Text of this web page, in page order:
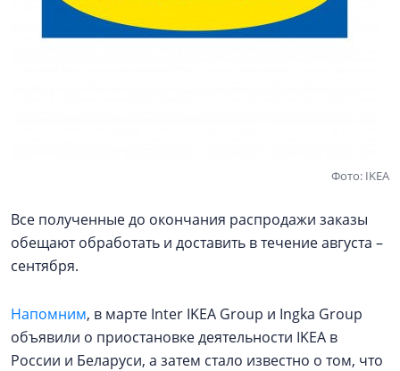
Фото: IKEA
Все полученные до окончания распродажи заказы
обещают обработать и доставить в течение августа –
сентября.
Напомним, в марте Inter IKEA Group и Ingka Group
объявили о приостановке деятельности IKEA в
России и Беларуси, а затем стало известно о том, что